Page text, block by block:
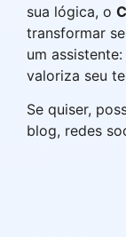
sua lógica, o
transformar
um
valoriza seu
Se quiser,
blog, redes